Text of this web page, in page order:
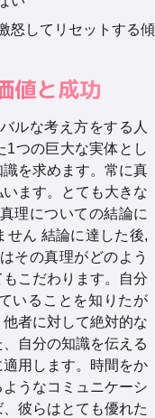
怒してリセットする
値と成功
ルな考え方をする人
1つの巨大な実体とし
を求めます。常に真
ます。とても大きな
理についての結論に
せん 結論に達した後,
その真理がどのよう
こだわります。自分
いることを知りたが
者に対して絶対的な
自分の知識を伝える
用します。時間をか
うなコミュニケーシ
彼らはとても優れた